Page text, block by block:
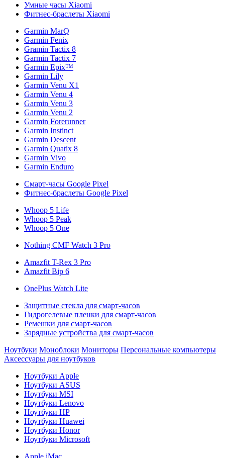
Умные часы Xiaomi
Фитнес-браслеты Xiaomi
Garmin MarQ
Garmin Fenix
Gramin Tactix 8
Garmin Tactix 7
Garmin Epix™
Garmin Lily
Garmin Venu X1
Garmin Venu 4
Garmin Venu 3
Garmin Venu 2
Garmin Forerunner
Garmin Instinct
Garmin Descent
Garmin Quatix 8
Garmin Vivo
Garmin Enduro
Смарт-часы Google Pixel
Фитнес-браслеты Google Pixel
Whoop 5 Life
Whoop 5 Peak
Whoop 5 One
Nothing CMF Watch 3 Pro
Amazfit T-Rex 3 Pro
Amazfit Bip 6
OnePlus Watch Lite
Защитные стекла для смарт-часов
Гидрогелевые пленки для смарт-часов
Ремешки для смарт-часов
Зарядные устройства для смарт-часов
Ноутбуки Моноблоки Мониторы Персональные компьютеры
Аксессуары для ноутбуков
Ноутбуки Apple
Ноутбуки ASUS
Ноутбуки MSI
Ноутбуки Lenovo
Ноутбуки HP
Ноутбуки Huawei
Ноутбуки Honor
Ноутбуки Microsoft
Apple iMac